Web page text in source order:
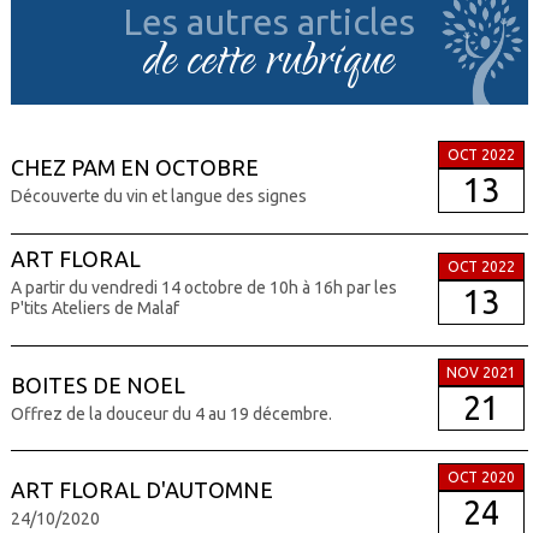
Les autres articles
de cette rubrique
CHEZ PAM EN OCTOBRE
Découverte du vin et langue des signes
OCT 2022
13
ART FLORAL
A partir du vendredi 14 octobre de 10h à 16h par les
P'tits Ateliers de Malaf
OCT 2022
13
BOITES DE NOEL
Offrez de la douceur du 4 au 19 décembre.
NOV 2021
21
ART FLORAL D'AUTOMNE
24/10/2020
OCT 2020
24